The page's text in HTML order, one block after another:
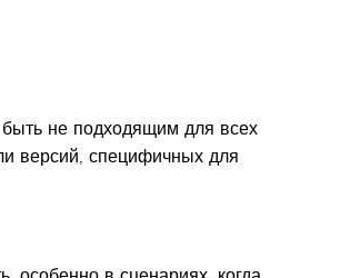
не подходящим для всех
версий, специфичных для